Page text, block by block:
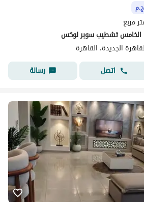
الخامس تشطيب سوبر لوكس
الجديدة، القاهرة
اتصل رسالة